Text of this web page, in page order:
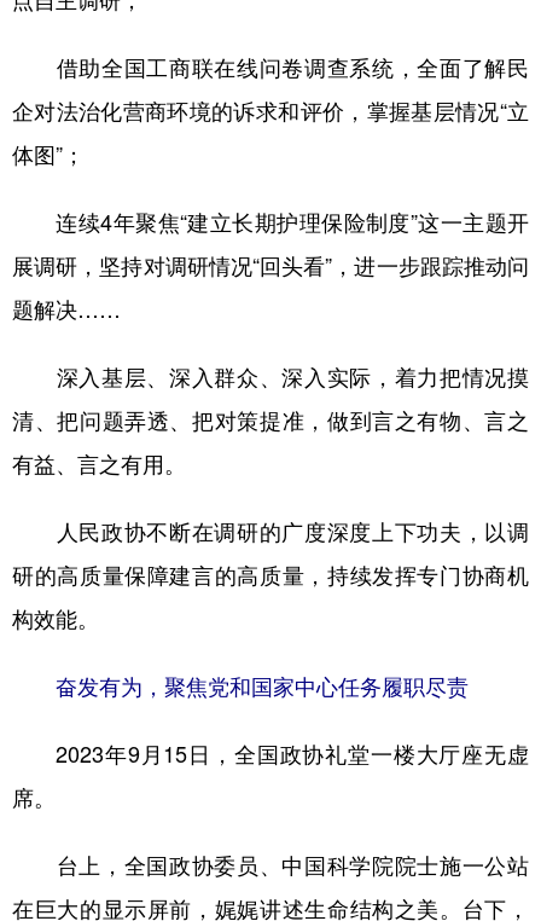
借助全国工商联在线问卷调查系统，全面了解民
企对法治化营商环境的诉求和评价，掌握基层情况“立
体图”；
连续4年聚焦“建立长期护理保险制度”这一主题开
展调研，坚持对调研情况“回头看”，进一步跟踪推动问
题解决……
深入基层、深入群众、深入实际，着力把情况摸
清、把问题弄透、把对策提准，做到言之有物、言之
有益、言之有用。
人民政协不断在调研的广度深度上下功夫，以调
研的高质量保障建言的高质量，持续发挥专门协商机
构效能。
奋发有为，聚焦党和国家中心任务履职尽责
2023年9月15日，全国政协礼堂一楼大厅座无虚
席。
台上，全国政协委员、中国科学院院士施一公站
在巨大的显示屏前，娓娓讲述生命结构之美。台下，